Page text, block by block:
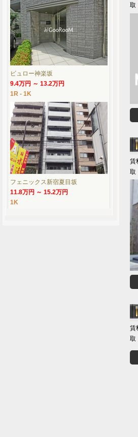
ビュロー神楽坂
9.4万円 ～ 13.2万円
1R - 1K
フェニックス新宿夏目坂
11.8万円 ～ 15.2万円
1K